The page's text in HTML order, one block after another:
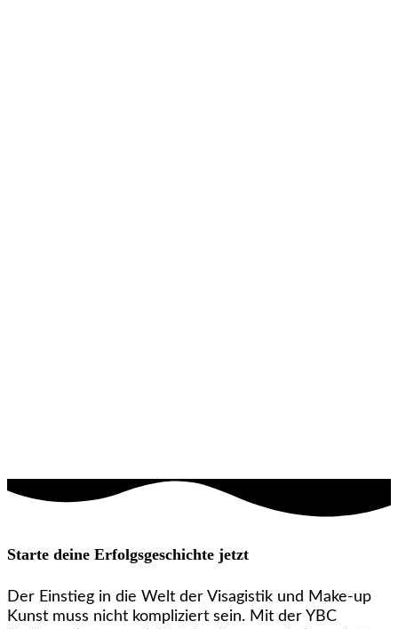
Starte deine Erfolgsgeschichte jetzt
Der Einstieg in die Welt der Visagistik und Make-up
Kunst muss nicht kompliziert sein. Mit der YBC